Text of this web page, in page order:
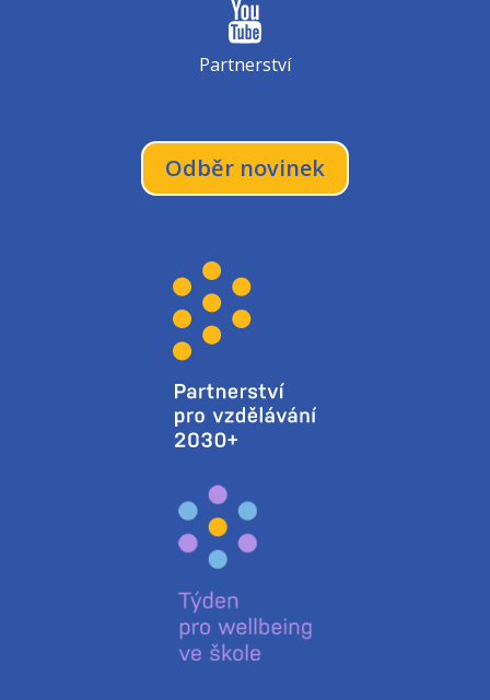
Partnerství
Odběr novinek